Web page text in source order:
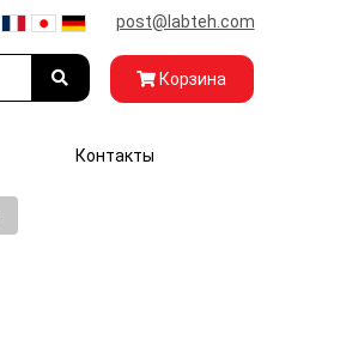
post@labteh.com
Корзина
Контакты